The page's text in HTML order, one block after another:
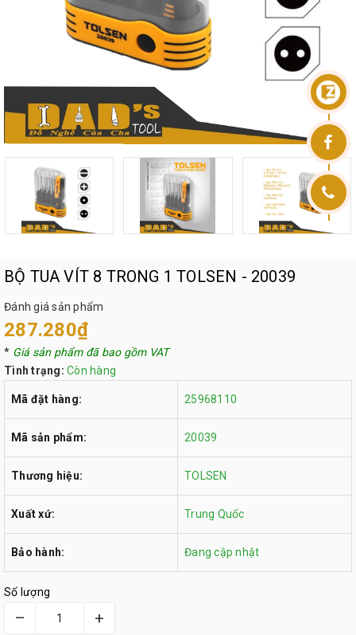
BỘ TUA VÍT 8 TRONG 1 TOLSEN - 20039
Đánh giá sản phẩm
287.280₫
* Giá sản phẩm đã bao gồm VAT
Tình trạng: Còn hàng
Mã đặt hàng: 25968110
Mã sản phẩm: 20039
Thương hiệu: TOLSEN
Xuất xứ: Trung Quốc
Bảo hành: Đang cập nhật
Số lượng
– +